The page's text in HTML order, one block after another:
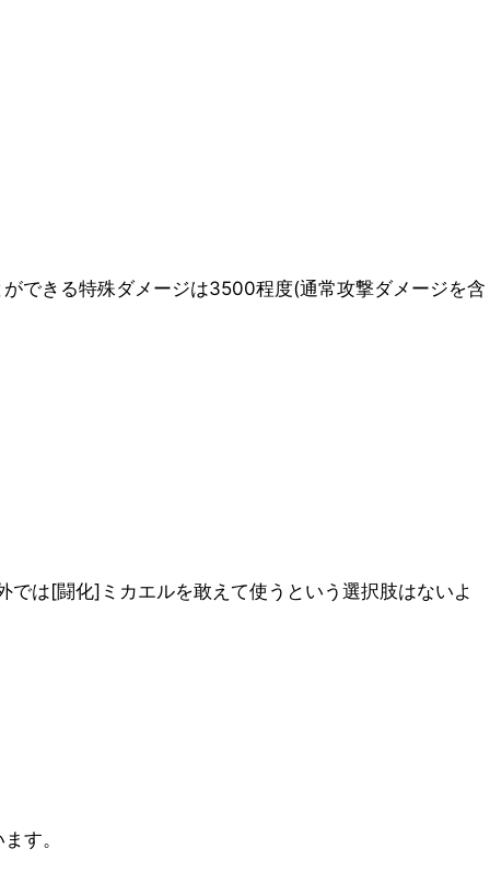
できる特殊ダメージは3500程度(通常攻撃ダメージを含
は[闘化]ミカエルを敢えて使うという選択肢はないよ
す。